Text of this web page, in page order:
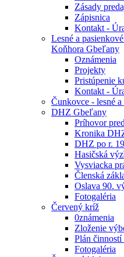
Zásady
Zápisnica
Kontakt -
Lesné a
Koňhora Gbeľany
Oznámenia
Projekty
Pristúpenie
Kontakt -
Čunkovce - lesné
DHZ Gbeľany
Príhovor
Kronika
DHZ po r.
Hasičská
Vysviacka
Členská
Oslava 90.
Fotogaléria
Červený kríž
0známenia
Zloženie
Plán
Fotogaléria